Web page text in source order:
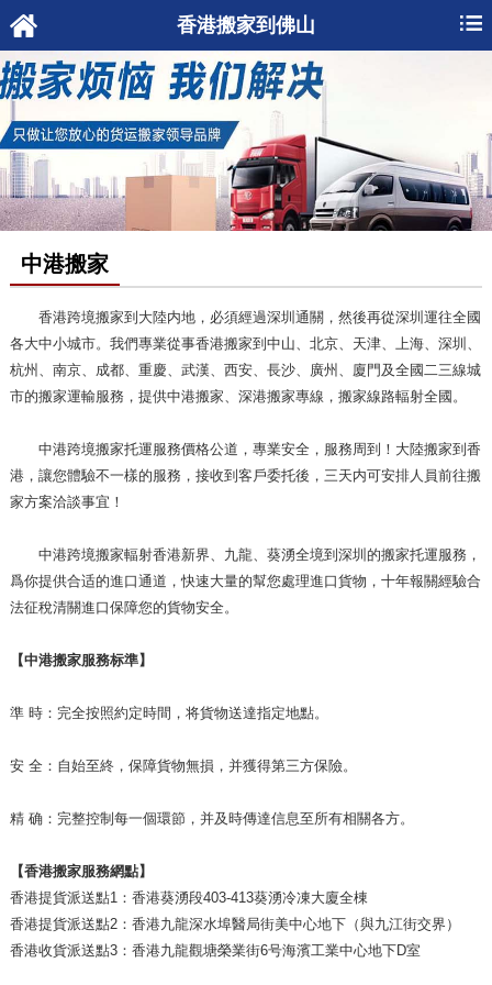
香港搬家到佛山
中港搬家
香港跨境搬家到大陸内地，必須經過深圳通關，然後再從深圳運往全國
各大中小城市。我們專業從事香港搬家到中山、北京、天津、上海、深圳、
杭州、南京、成都、重慶、武漢、西安、長沙、廣州、廈門及全國二三線城
市的搬家運輸服務，提供中港搬家、深港搬家專線，搬家線路輻射全國。
中港跨境搬家托運服務價格公道，專業安全，服務周到！大陸搬家到香
港，讓您體驗不一樣的服務，接收到客戶委托後，三天内可安排人員前往搬
家方案洽談事宜！
中港跨境搬家輻射香港新界、九龍、葵湧全境到深圳的搬家托運服務，
爲你提供合适的進口通道，快速大量的幫您處理進口貨物，十年報關經驗合
法征稅清關進口保障您的貨物安全。
【中港搬家服務标準】
準 時：完全按照約定時間，将貨物送達指定地點。
安 全：自始至終，保障貨物無損，并獲得第三方保險。
精 确：完整控制每一個環節，并及時傳達信息至所有相關各方。
【香港搬家服務網點】
香港提貨派送點1：香港葵湧段403-413葵湧冷凍大廈全棟
香港提貨派送點2：香港九龍深水埠醫局街美中心地下（與九江街交界）
香港收貨派送點3：香港九龍觀塘榮業街6号海濱工業中心地下D室